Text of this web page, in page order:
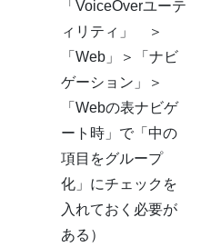
「VoiceOverユーテ
ィリティ」 ＞
「Web」＞「ナビ
ゲーション」＞
「Webの表ナビゲ
ート時」で「中の
項目をグループ
化」にチェックを
入れておく必要が
ある）